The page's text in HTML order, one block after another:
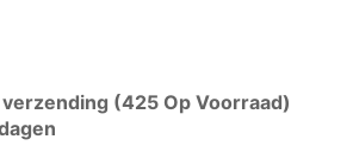
(425 Op Voorraad)